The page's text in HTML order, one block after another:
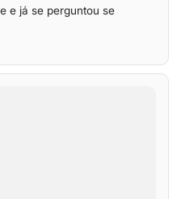
e já se perguntou se